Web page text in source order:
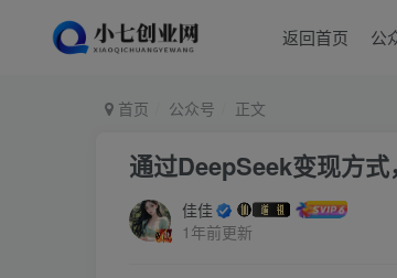
返回首页 公
首页 公众号 正文
通过DeepSeek变现方
佳佳
1年前更新